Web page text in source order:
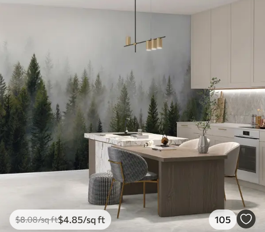
$8.08/sq ft$4 .85/sq ft 105